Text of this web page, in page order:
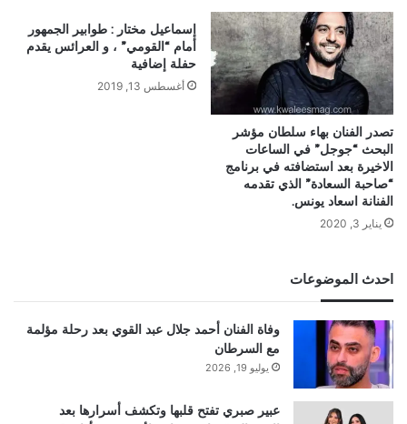
تصدر الفنان بهاء سلطان مؤشر
البحث “جوجل” في الساعات
الاخيرة بعد استضافته في برنامج
“صاحبة السعادة” الذي تقدمه
الفنانة اسعاد يونس.
يناير 3, 2020
إسماعيل مختار : طوابير الجمهور
أمام “القومي” ، و العرائس يقدم
حفلة إضافية
أغسطس 13, 2019
احدث الموضوعات
وفاة الفنان أحمد جلال عبد القوي بعد رحلة مؤلمة
مع السرطان
يوليو 19, 2026
عبير صبري تفتح قلبها وتكشف أسرارها بعد